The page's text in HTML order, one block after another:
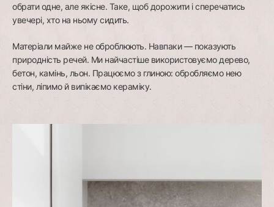
обрати одне, але якісне. Таке, щоб дорожити і сперечатись
увечері, хто на ньому сидить.
Матеріали майже не оброблюють. Навпаки — показують
природність речей. Ми найчастіше використовуємо дерево,
бетон, камінь, льон. Працюємо з глиною: обробляємо нею
стіни, ліпимо й випікаємо кераміку.